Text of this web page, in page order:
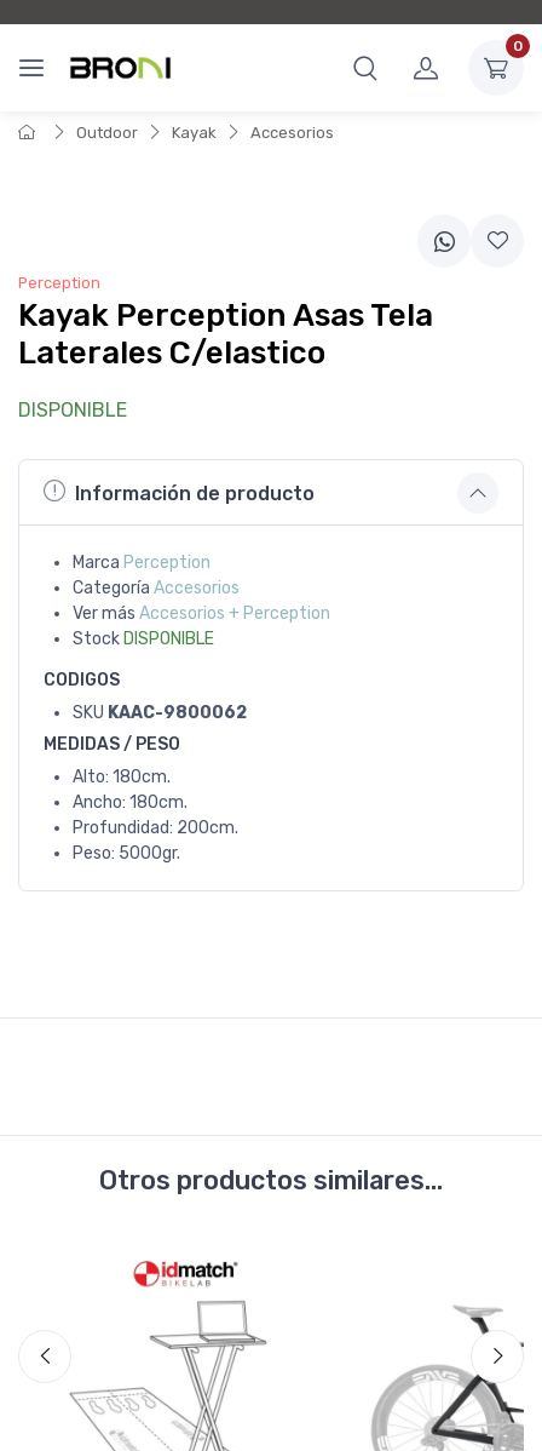
0
Outdoor Kayak Accesorios
Perception
Kayak Perception Asas Tela
Laterales C/elastico
DISPONIBLE
Información de producto
Marca Perception
Categoría Accesorios
Ver más Accesorios + Perception
Stock DISPONIBLE
CODIGOS
SKU KAAC-9800062
MEDIDAS / PESO
Alto: 180cm.
Ancho: 180cm.
Profundidad: 200cm.
Peso: 5000gr.
Otros productos similares...